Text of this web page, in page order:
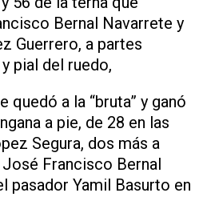
Bernal Navarrete y
Guerrero, a partes
pial del ruedo,
quedó a la “bruta” y ganó
a pie, de 28 en las
Segura, dos más a
Francisco Bernal
pasador Yamil Basurto en